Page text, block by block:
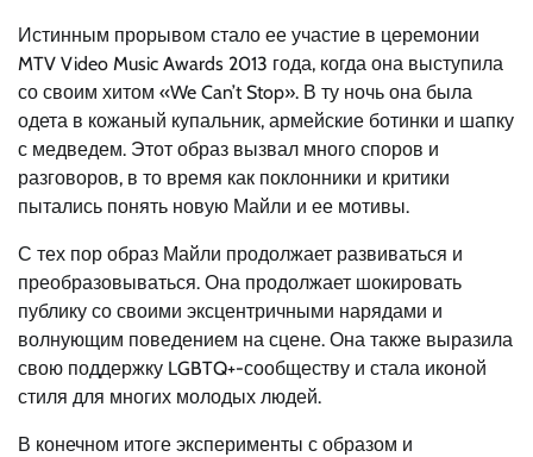
Истинным прорывом стало ее участие в церемонии
MTV Video Music Awards 2013 года, когда она выступила
со своим хитом «We Can’t Stop». В ту ночь она была
одета в кожаный купальник, армейские ботинки и шапку
с медведем. Этот образ вызвал много споров и
разговоров, в то время как поклонники и критики
пытались понять новую Майли и ее мотивы.
С тех пор образ Майли продолжает развиваться и
преобразовываться. Она продолжает шокировать
публику со своими эксцентричными нарядами и
волнующим поведением на сцене. Она также выразила
свою поддержку LGBTQ+-сообществу и стала иконой
стиля для многих молодых людей.
В конечном итоге эксперименты с образом и